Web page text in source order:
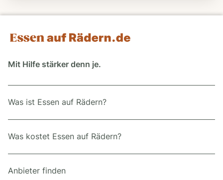
Mit Hilfe stärker denn je.
Was ist Essen auf Rädern?
Was kostet Essen auf Rädern?
Anbieter finden